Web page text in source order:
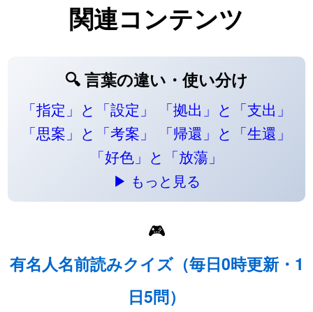
関連コンテンツ
🔍 言葉の違い・使い分け
「指定」と「設定」
「拠出」と「支出」
「思案」と「考案」
「帰還」と「生還」
「好色」と「放蕩」
▶ もっと見る
🎮
有名人名前読みクイズ（毎日0時更新・1
日5問）